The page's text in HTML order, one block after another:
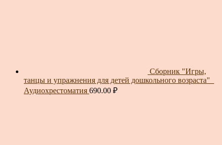
Сборник "Игры,
танцы и упражнения для детей дошкольного возраста"_
Аудиохрестоматия 690.00 ₽